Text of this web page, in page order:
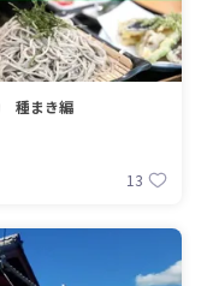
種まき編
13